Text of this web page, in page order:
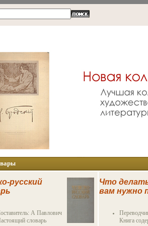
русский
А Павлович
словарь
Что
вам нужно
Серия:
успеху
Книга